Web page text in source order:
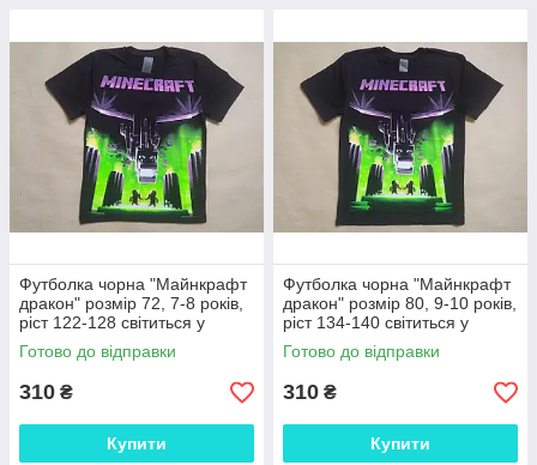
Футболка чорна "Майнкрафт
дракон" розмір 72, 7-8 років,
ріст 122-128 світиться у
темряві
Готово до відправки
310 ₴
Купити
Футболка чорна "Майнкрафт
дракон" розмір 80, 9-10 років,
ріст 134-140 світиться у
темряві
Готово до відправки
310 ₴
Купити